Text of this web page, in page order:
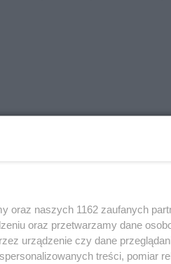
oraz naszych 1162 zaufanych
oraz przetwarzamy dane
urządzenie czy dane
treści, pomiar